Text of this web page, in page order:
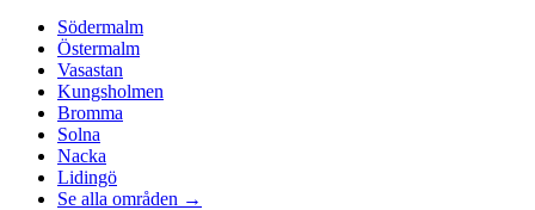
Södermalm
Östermalm
Vasastan
Kungsholmen
Bromma
Solna
Nacka
Lidingö
Se alla områden →